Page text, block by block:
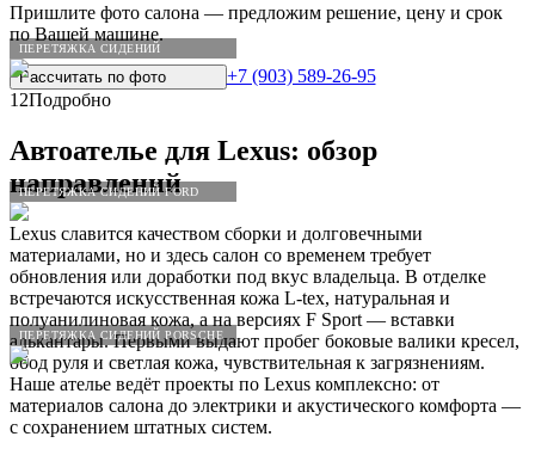
ПЕРЕТЯЖКА СИДЕНИЙ
ПЕРЕТЯЖКА СИДЕНИЙ FORD
ПЕРЕТЯЖКА СИДЕНИЙ PORSCHE
Пришлите фото салона — предложим решение, цену и срок
по Вашей машине.
Рассчитать по фото
+7 (903) 589-26-95
12Подробно
Автоателье для Lexus: обзор
направлений
Lexus славится качеством сборки и долговечными
материалами, но и здесь салон со временем требует
обновления или доработки под вкус владельца. В отделке
встречаются искусственная кожа L-tex, натуральная и
полуанилиновая кожа, а на версиях F Sport — вставки
алькантары. Первыми выдают пробег боковые валики кресел,
обод руля и светлая кожа, чувствительная к загрязнениям.
Наше ателье ведёт проекты по Lexus комплексно: от
материалов салона до электрики и акустического комфорта —
с сохранением штатных систем.